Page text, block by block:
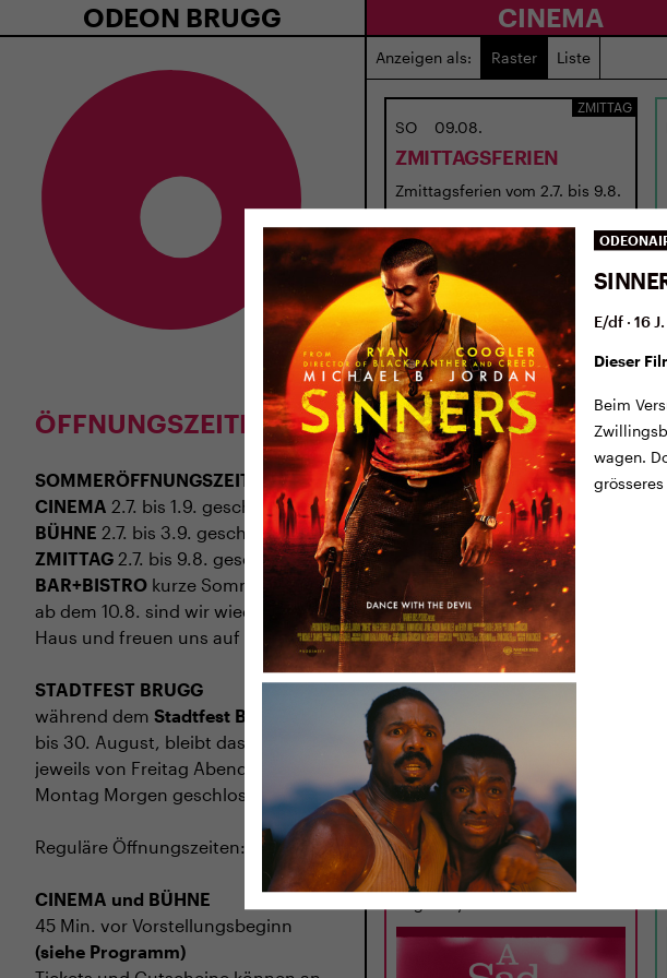
ODEON BRUGG CINEMA
ÖFFNUNGSZEITEN
SOMMERÖFFNUNGSZEITEN
CINEMA 2.7. bis 1.9. geschlossen
BÜHNE 2.7. bis 3.9. geschlossen
ZMITTAG 2.7. bis 9.8. geschlossen
BAR+BISTRO kurze Sommerpause,
ab dem 10.8. sind wir wieder im
Haus und freuen uns auf euch <3
STADTFEST BRUGG
während dem Stadtfest Brugg
bis 30. August, bleibt das Haus
jeweils von Freitag Abend bis
Montag Morgen geschlossen
Reguläre Öffnungszeiten:
CINEMA und BÜHNE
45 Min. vor Vorstellungsbeginn
(siehe Programm)
Anzeigen als: Raster Liste
ZMITTAG
SO 09.08.
ZMITTAGSFERIEN
Zmittagsferien vom 2.7. bis 9.8.
DI 01.09. 20:15
A SAD AND BEAUTIFUL
WORLD
LBN 2025 · 110 Min. · O/df · 14
J.
E/df · 16 J.
Dieser
Beim
wagen.